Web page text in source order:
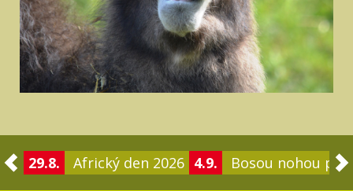
29.8. Africký den 2026 4.9. Bosou nohou po